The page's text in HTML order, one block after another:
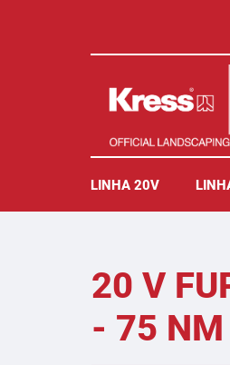
LINHA 20V
20 V
- 75 NM